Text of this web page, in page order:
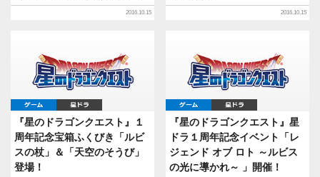
2016.10.15 2016.10.15
ゲーム
『星のドラゴンクエスト』１
周年記念宝箱ふくびき「ルビ
スの杖」＆「天空のそうび」
登場！
ゲーム
『星のドラゴンクエスト』星
ドラ１周年記念イベント「レ
ジェンド オブ ロト ～ルビス
の光に導かれ～ 」開催！